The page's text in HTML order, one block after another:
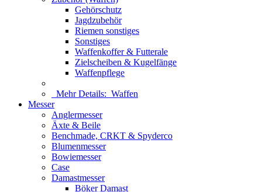
Gehörschutz
Jagdzubehör
Riemen sonstiges
Sonstiges
Waffenkoffer & Futterale
Zielscheiben & Kugelfänge
Waffenpflege
Mehr Details: Waffen
Messer
Anglermesser
Äxte & Beile
Benchmade, CRKT & Spyderco
Blumenmesser
Bowiemesser
Case
Damastmesser
Böker Damast